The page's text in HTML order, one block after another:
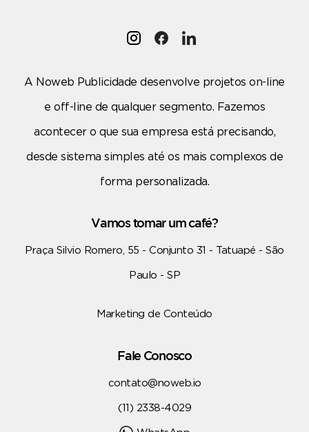
A Noweb Publicidade desenvolve projetos on-line
e off-line de qualquer segmento. Fazemos
acontecer o que sua empresa está precisando,
desde sistema simples até os mais complexos de
forma personalizada.
Vamos tomar um café?
Praça Silvio Romero, 55 - Conjunto 31 - Tatuapé - São
Paulo - SP
Marketing de Conteúdo
Fale Conosco
contato@noweb.io
(11) 2338-4029